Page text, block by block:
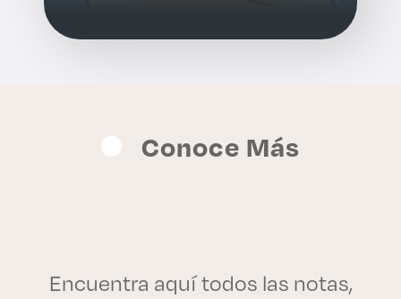
Conoce Más
Encuentra aquí todos las notas,